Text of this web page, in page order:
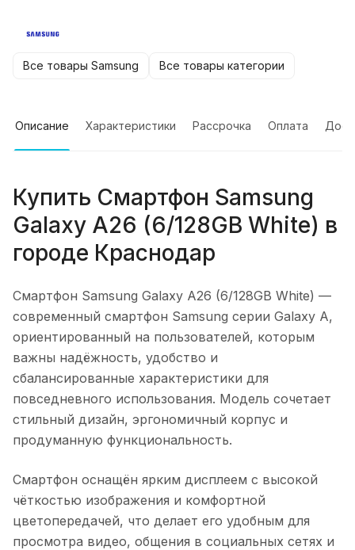
Все товары Samsung Все товары категории
Описание Характеристики Рассрочка Оплата
Купить Смартфон Samsung
Galaxy A26 (6/128GB White) в
городе Краснодар
Смартфон Samsung Galaxy A26 (6/128GB White) —
современный смартфон Samsung серии Galaxy A,
ориентированный на пользователей, которым
важны надёжность, удобство и
сбалансированные характеристики для
повседневного использования. Модель сочетает
стильный дизайн, эргономичный корпус и
продуманную функциональность.
Смартфон оснащён ярким дисплеем с высокой
чёткостью изображения и комфортной
цветопередачей, что делает его удобным для
просмотра видео, общения в социальных сетях и